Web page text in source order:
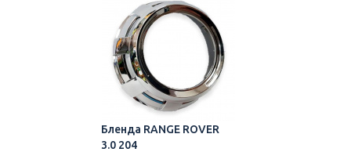
Бленда RANGE ROVER
3.0 204